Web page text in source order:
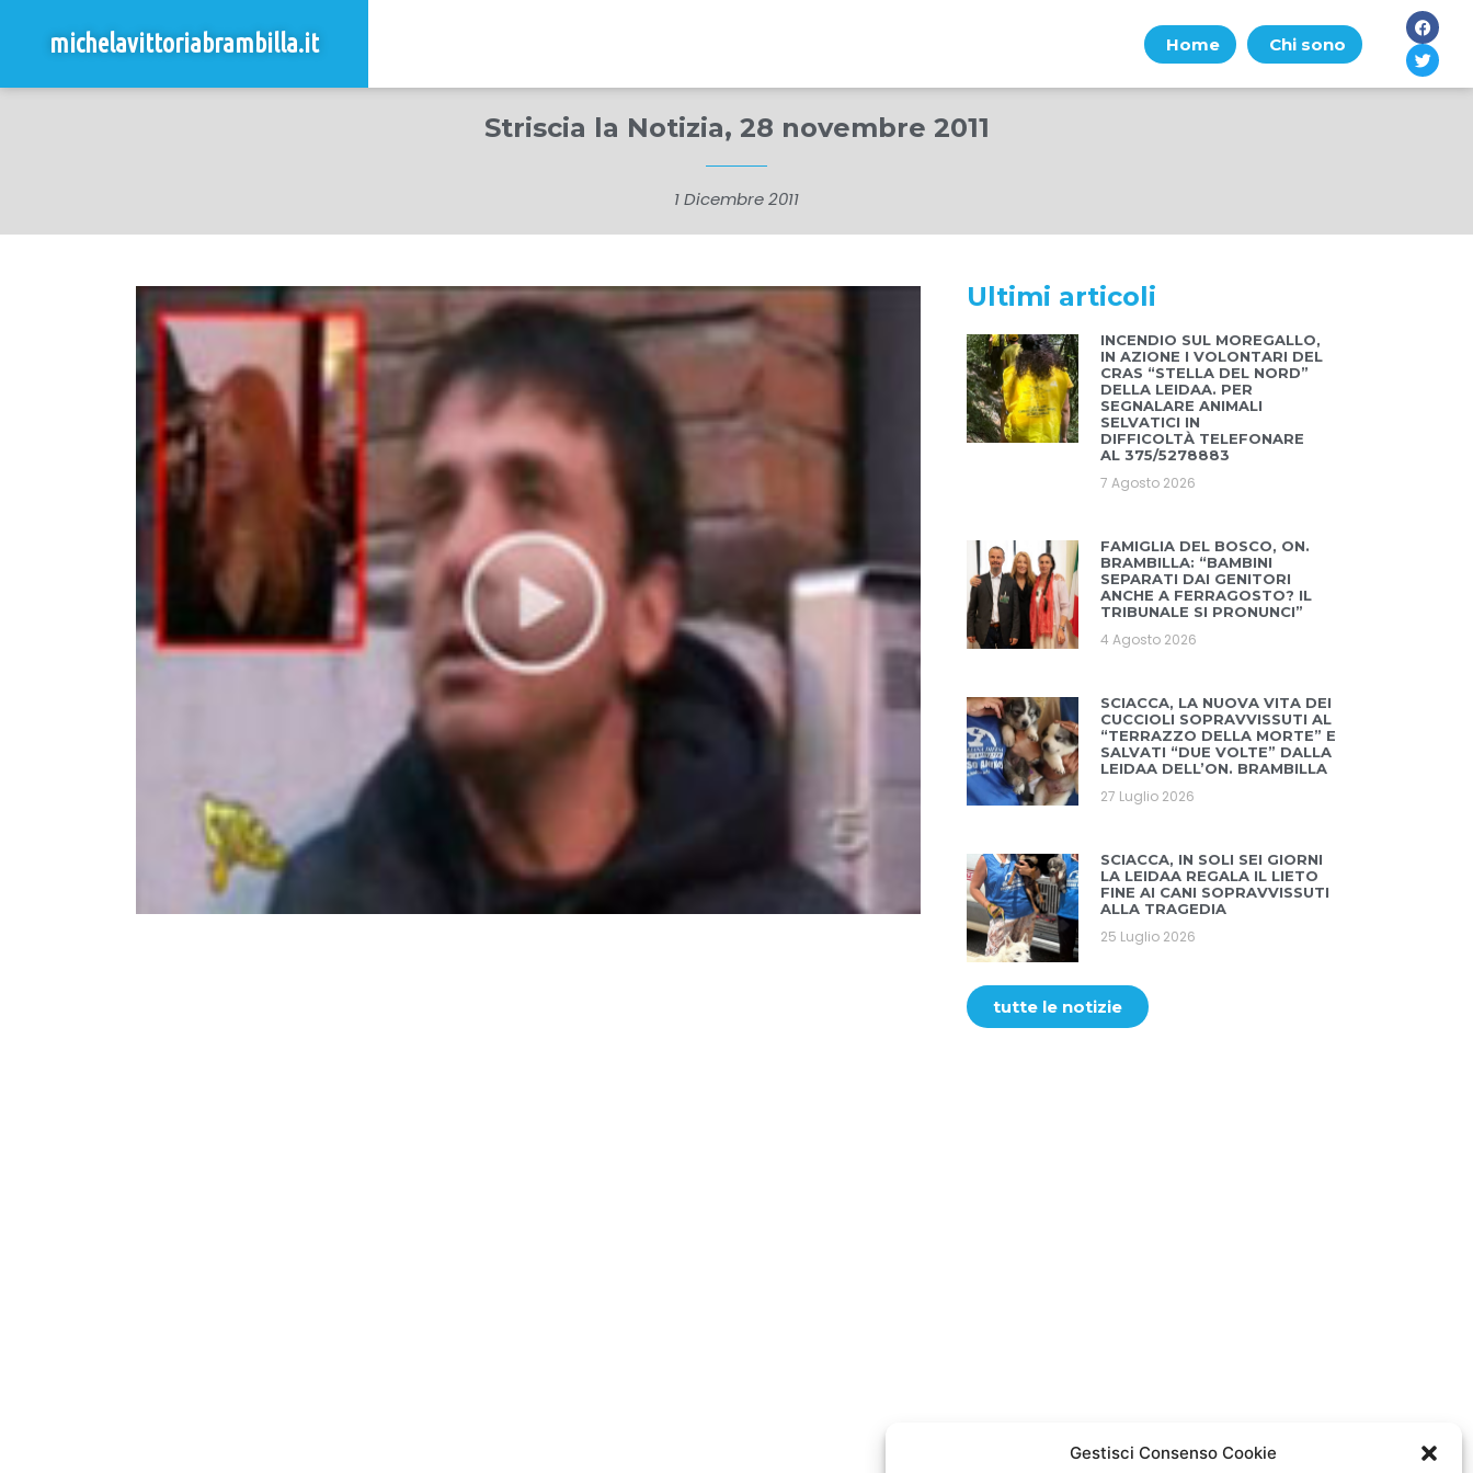
Gestisci Consenso Cookie
michelavittoriabrambilla.it Home Chi sono
Striscia la Notizia, 28 novembre 2011
1 Dicembre 2011
Ultimi articoli
INCENDIO SUL MOREGALLO,
IN AZIONE I VOLONTARI DEL
CRAS “STELLA DEL NORD”
DELLA LEIDAA. PER
SEGNALARE ANIMALI
SELVATICI IN
DIFFICOLTÀ TELEFONARE
AL 375/5278883
7 Agosto 2026
FAMIGLIA DEL BOSCO, ON.
BRAMBILLA: “BAMBINI
SEPARATI DAI GENITORI
ANCHE A FERRAGOSTO? IL
TRIBUNALE SI PRONUNCI”
4 Agosto 2026
SCIACCA, LA NUOVA VITA DEI
CUCCIOLI SOPRAVVISSUTI AL
“TERRAZZO DELLA MORTE” E
SALVATI “DUE VOLTE” DALLA
LEIDAA DELL’ON. BRAMBILLA
27 Luglio 2026
SCIACCA, IN SOLI SEI GIORNI
LA LEIDAA REGALA IL LIETO
FINE AI CANI SOPRAVVISSUTI
ALLA TRAGEDIA
25 Luglio 2026
tutte le notizie